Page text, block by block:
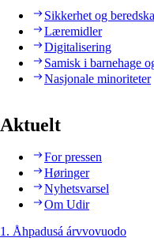
Sikkerhet og
Læremidler
Digitalisering
Samisk i barnehage
Nasjonale minoriteter
Aktuelt
For pressen
Høringer
Nyhetsvarsel
Om Udir
1. Åhpadusá árvvovuodo